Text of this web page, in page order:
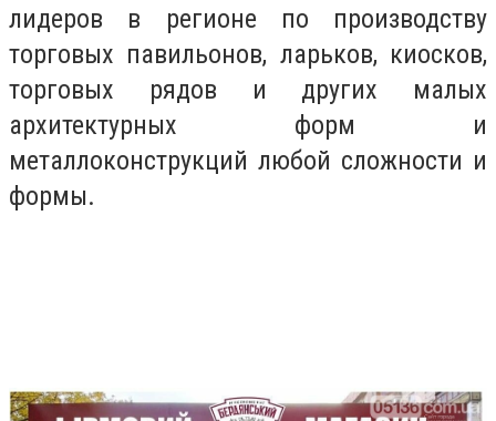
лидеров в регионе по производству
торговых павильонов, ларьков, киосков,
торговых рядов и других малых
архитектурных форм и
металлоконструкций любой сложности и
формы.